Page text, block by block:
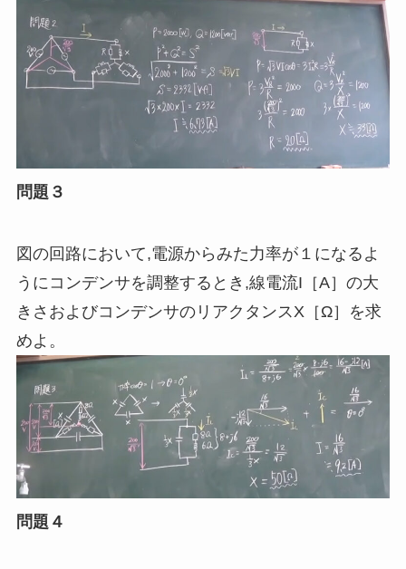
問題３
図の回路において,電源からみた力率が１になるよ
うにコンデンサを調整するとき ,線電流I［A］の大
きさおよびコンデンサのリアクタンスX［Ω］を求
めよ。
問題４